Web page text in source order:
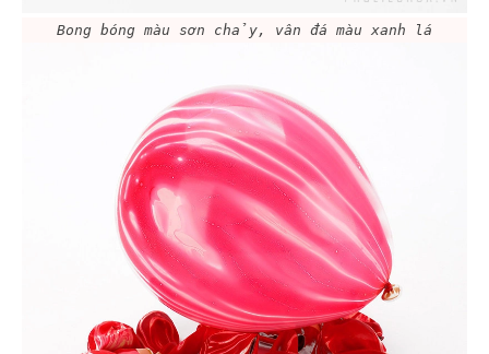
Bong bóng màu sơn chảy, vân đá màu xanh lá